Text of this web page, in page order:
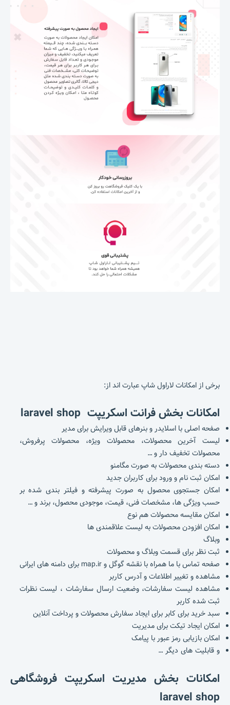
برخی از امکانات لاراول شاپ عبارت اند از:
امکانات بخش فرانت اسکریپت laravel shop
صفحه اصلی با اسلایدر و بنرهای قابل ویرایش برای مدیر
لیست آخرین محصولات، محصولات ویژه، محصولات پرفروش،
محصولات تخفیف دار و …
دسته بندی محصولات به صورت مگامنو
امکان ثبت نام و ورود برای کاربران جدید
امکان جستجوی محصول به صورت پیشرفته و فیلتر بندی شده بر
حسب ویژگی ها، مشخصات فنی، قیمت، موجودی محصول، برند و …
امکان مقایسه محصولات هم نوع
امکان افزودن محصولات به لیست علاقمندی ها
وبلاگ
ثبت نظر برای قسمت وبلاگ و محصولات
صفحه تماس با ما همراه با نقشه گوگل و map.ir برای دامنه های ایرانی
مشاهده و تغییر اطلاعات و آدرس کاربر
مشاهده لیست سفارشات، وضعیت ارسال سفارشات ، لیست نظرات
ثبت شده کاربر
سبد خرید برای کابر برای ایجاد سفارش محصولات و پرداخت آنلاین
امکان ایجاد تیکت برای مدیریت
امکان بازیابی رمز عبور با پیامک
و قابلیت های دیگر …
امکانات بخش مدیریت اسکریپت فروشگاهی
laravel shop